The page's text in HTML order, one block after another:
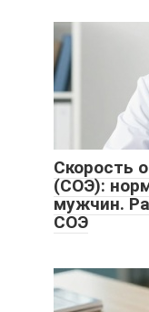
Скорость
(СОЭ):
мужчин.
СОЭ